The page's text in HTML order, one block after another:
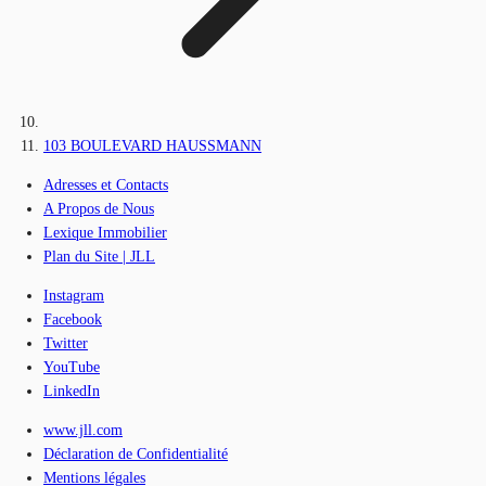
103 BOULEVARD HAUSSMANN
Adresses et Contacts
A Propos de Nous
Lexique Immobilier
Plan du Site | JLL
Instagram
Facebook
Twitter
YouTube
LinkedIn
www.jll.com
Déclaration de Confidentialité
Mentions légales